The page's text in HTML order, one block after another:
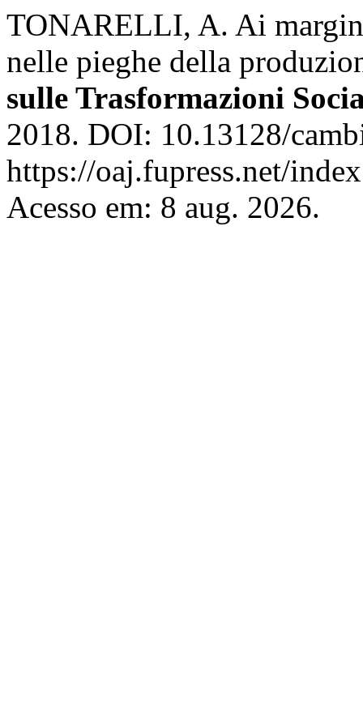
TONARELLI, A. Ai
nelle pieghe della
sulle Trasformazioni
2018. DOI: 10.13128/
https://oaj.fupress.net/
Acesso em: 8 aug. 2026.